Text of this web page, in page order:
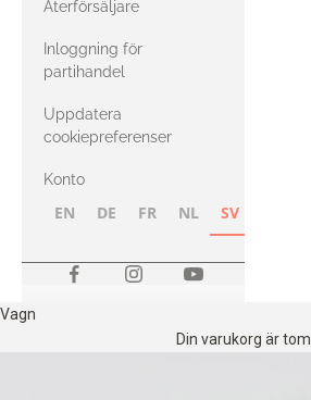
med Heavy
Merino
Återförsäljare
Inloggning för
partihandel
Uppdatera
cookiepreferenser
Konto
EN DE FR NL SV
Vagn
Din varukorg är tom